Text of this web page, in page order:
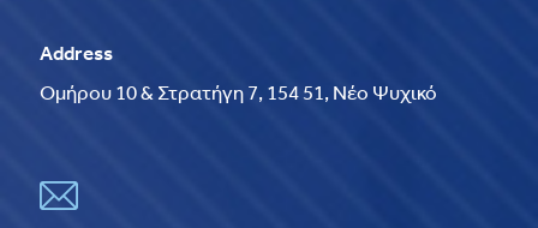
Address
Ομήρου 10 & Στρατήγη 7, 154 51, Νέο Ψυχικό